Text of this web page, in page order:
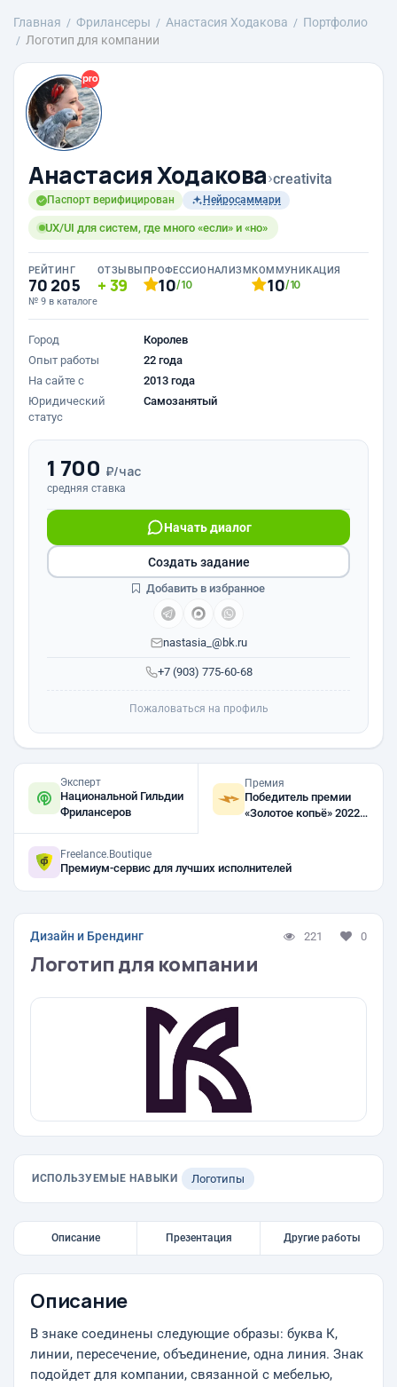
Главная Фрилансеры Анастасия Ходакова
Портфолио
Логотип для компании
Анастасия Ходакова›creativita
Паспорт верифицирован Нейросаммари
UX/UI для систем, где много «если» и «но»
РЕЙТИНГ
70 205
№ 9 в каталоге
ОТЗЫВЫ
39
ПРОФЕССИОНАЛИЗМ
10/10
КОММУНИКАЦИЯ
10/10
Город
Королев
Опыт работы
22 года
На сайте с
2013 года
Юридический
статус
Самозанятый
1 700 ₽/час
средняя ставка
+7 (903) 775-60-68
Начать диалог
nastasia_@bk.ru
Создать задание
Добавить в избранное
Пожаловаться на профиль
Эксперт
Национальной Гильдии
Фрилансеров
Премия
Победитель премии
«Золотое копьё» 2022,
Freelance.Boutique
Премиум-сервис для лучших исполнителей
Дизайн и Брендинг 221 0
Логотип для компании
ИСПОЛЬЗУЕМЫЕ НАВЫКИ Логотипы
Описание Презентация Другие работы
Описание
В знаке соединены следующие образы: буква К,
линии, пересечение, объединение, одна линия. Знак
подойдет для компании, связанной с мебелью,